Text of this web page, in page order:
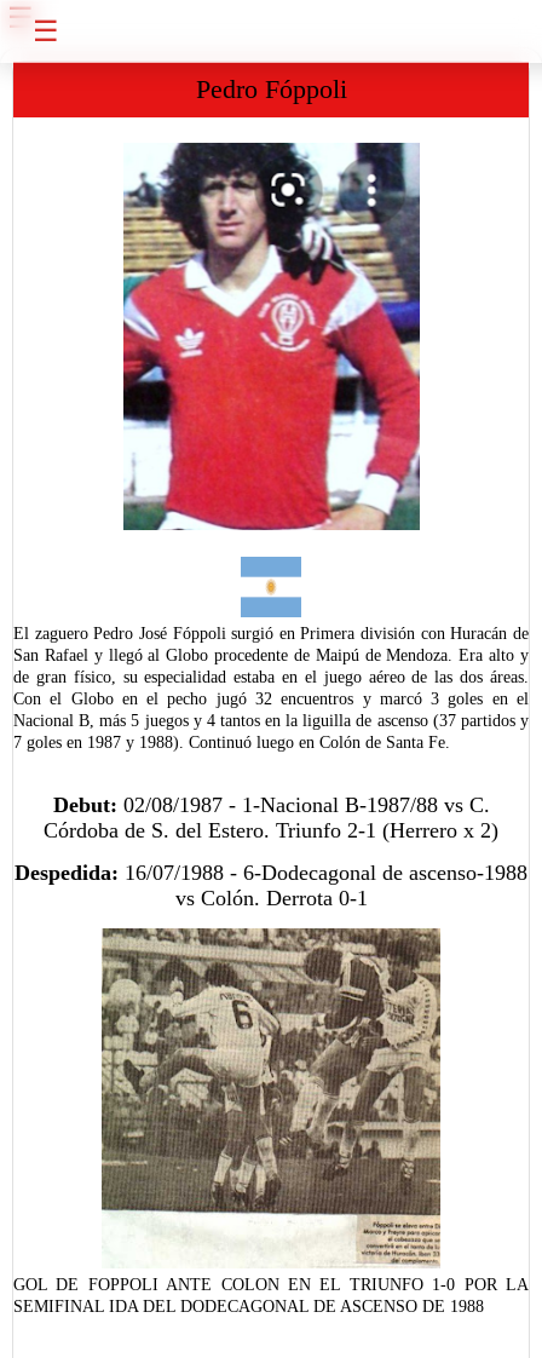
☰
☰
Pedro Fóppoli
El zaguero Pedro José Fóppoli surgió en Primera división con Huracán de
San Rafael y llegó al Globo procedente de Maipú de Mendoza. Era alto y
de gran físico, su especialidad estaba en el juego aéreo de las dos áreas.
Con el Globo en el pecho jugó 32 encuentros y marcó 3 goles en el
Nacional B, más 5 juegos y 4 tantos en la liguilla de ascenso (37 partidos y
7 goles en 1987 y 1988). Continuó luego en Colón de Santa Fe.
Debut: 02/08/1987 - 1-Nacional B-1987/88 vs C.
Córdoba de S. del Estero. Triunfo 2-1 (Herrero x 2)
Despedida: 16/07/1988 - 6-Dodecagonal de ascenso-1988
vs Colón. Derrota 0-1
GOL DE FOPPOLI ANTE COLON EN EL TRIUNFO 1-0 POR LA
SEMIFINAL IDA DEL DODECAGONAL DE ASCENSO DE 1988